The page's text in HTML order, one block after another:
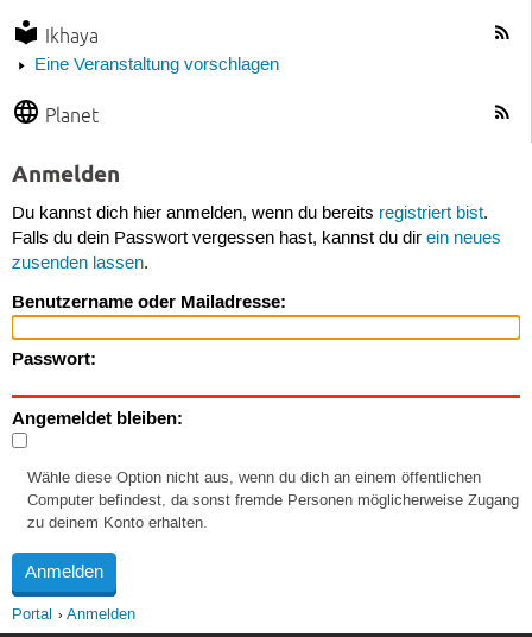
Ikhaya
Eine Veranstaltung vorschlagen
Planet
Anmelden
Du kannst dich hier anmelden, wenn du bereits registriert bist.
Falls du dein Passwort vergessen hast, kannst du dir ein neues
zusenden lassen.
Benutzername oder Mailadresse:
Passwort:
Angemeldet bleiben:
Wähle diese Option nicht aus, wenn du dich an einem öffentlichen
Computer befindest, da sonst fremde Personen möglicherweise Zugang
zu deinem Konto erhalten.
Portal Anmelden